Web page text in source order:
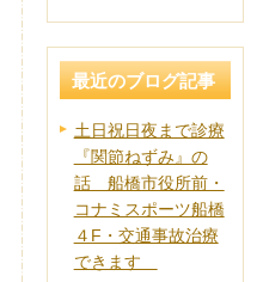
最近のブログ記事
土日祝日夜まで診療
『関節ねずみ』の
話 船橋市役所前・
コナミスポーツ船橋
４F・交通事故治療
できます